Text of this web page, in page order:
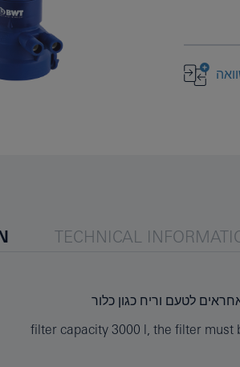
TECHNICAL
לטעם וריח כגון כלור
filter capacity 3000 l, the filter must